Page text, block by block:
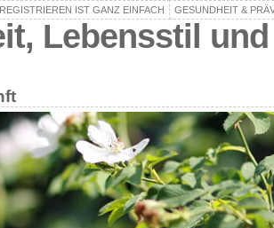
REGISTRIEREN IST GANZ EINFACH GESUNDHEIT &
Lebensstil und